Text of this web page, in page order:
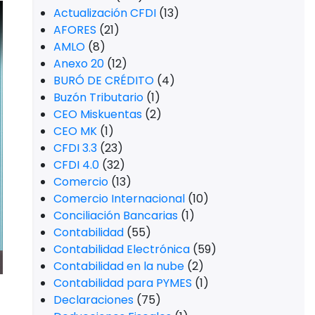
Actualización CFDI (13)
AFORES (21)
AMLO (8)
Anexo 20 (12)
BURÓ DE CRÉDITO (4)
Buzón Tributario (1)
CEO Miskuentas (2)
CEO MK (1)
CFDI 3.3 (23)
CFDI 4.0 (32)
Comercio (13)
Comercio Internacional (10)
Conciliación Bancarias (1)
Contabilidad (55)
Contabilidad Electrónica (59)
Contabilidad en la nube (2)
Contabilidad para PYMES (1)
Declaraciones (75)